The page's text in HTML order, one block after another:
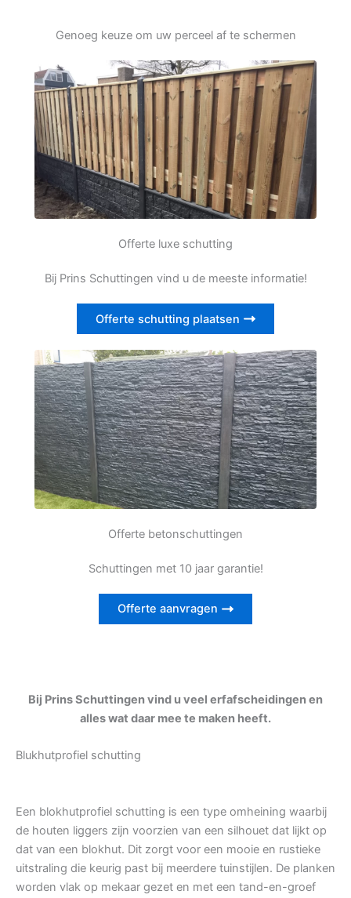
Genoeg keuze om uw perceel af te schermen
Offerte luxe schutting
Bij Prins Schuttingen vind u de meeste informatie!
Offerte schutting plaatsen
Offerte betonschuttingen
Schuttingen met 10 jaar garantie!
Offerte aanvragen
Bij Prins Schuttingen vind u veel erfafscheidingen en
alles wat daar mee te maken heeft.
Blukhutprofiel schutting
Een blokhutprofiel schutting is een type omheining waarbij
de houten liggers zijn voorzien van een silhouet dat lijkt op
dat van een blokhut. Dit zorgt voor een mooie en rustieke
uitstraling die keurig past bij meerdere tuinstijlen. De planken
worden vlak op mekaar gezet en met een tand-en-groef